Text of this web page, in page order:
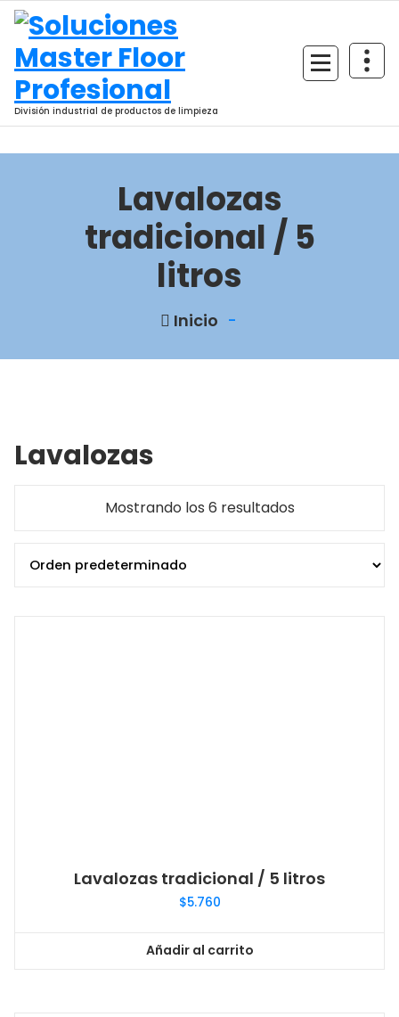
Saltar
contenido
División industrial de productos de limpieza
Lavalozas
tradicional / 5
litros
Inicio -
Lavalozas
Mostrando los 6 resultados
Lavalozas tradicional / 5 litros
$5.760
Añadir al carrito